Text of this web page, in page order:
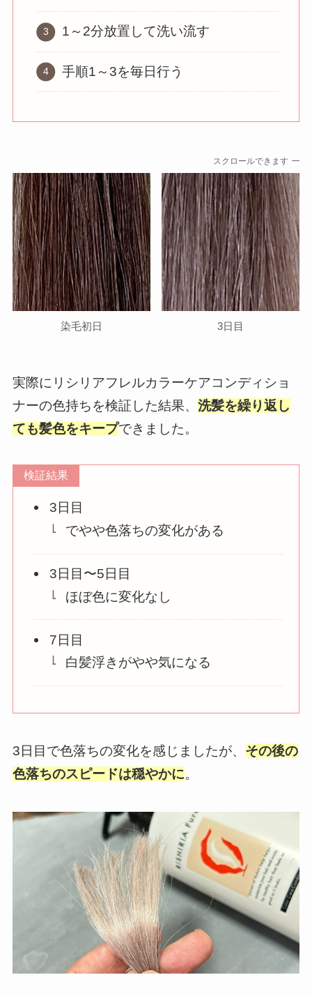
1～2分放置して洗い流す
手順1～3を毎日行う
スクロールできます
染毛初日 3日目
実際にリシリアフレルカラーケアコンディショ
ナーの色持ちを検証した結果、 洗髪を繰り返し
ても髪色をキープできました。
検証結果
3日目
でやや色落ちの変化がある
3日目〜5日目
ほぼ色に変化なし
7日目
白髪浮きがやや気になる
3日目で色落ちの変化を感じましたが、 その後の
色落ちのスピードは穏やかに。